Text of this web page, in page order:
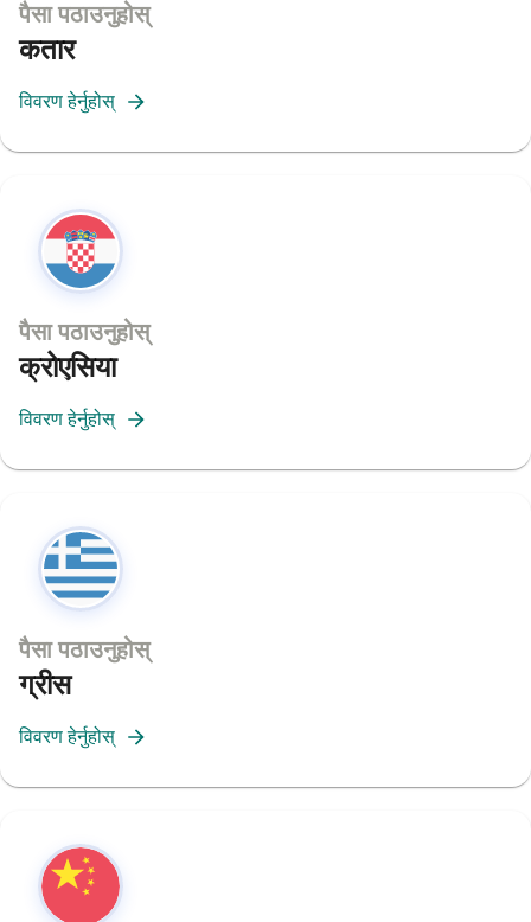
पैसा पठाउनुहोस्
कतार
विवरण हेर्नुहोस्
पैसा पठाउनुहोस्
क्रोएसिया
विवरण हेर्नुहोस्
पैसा पठाउनुहोस्
ग्रीस
विवरण हेर्नुहोस्